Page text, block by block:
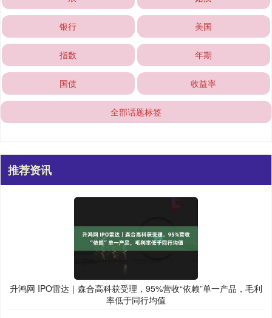
银行 美国
指数 年期
国债 收益率
全部话题标签
推荐资讯
升鸿网 IPO雷达｜森合高科获受理，95%营收“依赖”单一产品，毛利
率低于同行均值